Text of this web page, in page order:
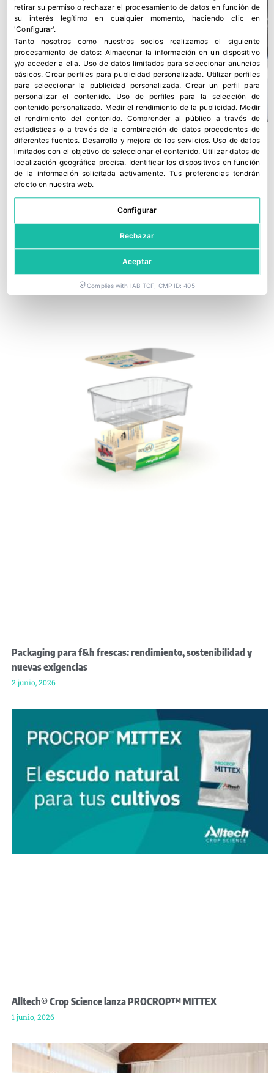
Packaging para f&h frescas: rendimiento, sostenibilidad y
nuevas exigencias
2 junio, 2026
Alltech® Crop Science lanza PROCROP™ MITTEX
1 junio, 2026
retirar su permiso o rechazar el procesamiento de datos en función de
su interés legítimo en cualquier momento, haciendo clic en
'Configurar'.
Tanto nosotros como nuestros socios realizamos el siguiente
procesamiento de datos: Almacenar la información en un dispositivo
y/o acceder a ella. Uso de datos limitados para seleccionar anuncios
básicos.Crear perfiles para publicidad personalizada. Utilizar perfiles
para seleccionar la publicidad personalizada.Crear un perfil para
personalizar el contenido. Uso de perfiles para la selección de
contenido personalizado. Medir el rendimiento de la publicidad. Medir
el rendimiento del contenido.Comprender al público a través de
estadísticas o a través de la combinación de datos procedentes de
diferentes fuentes. Desarrollo y mejora de los servicios. Uso de datos
limitados con el objetivo de seleccionar el contenido. Utilizar datos de
localización geográfica precisa. Identificar los dispositivos en función
de la información solicitada activamente. Tus preferencias tendrán
efecto en nuestra web.
Configurar
Rechazar
Aceptar
Complies with IAB TCF, CMP ID: 405